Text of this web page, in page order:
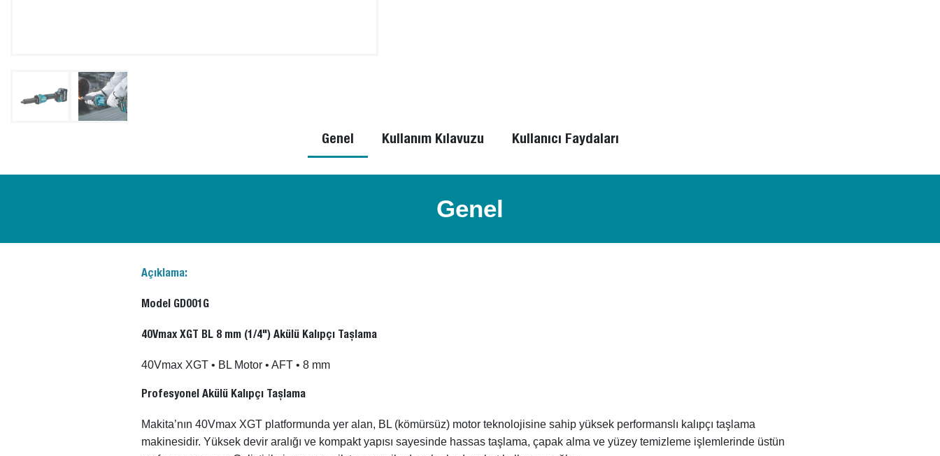
Genel Kullanım Kılavuzu Kullanıcı Faydaları
Genel
Açıklama:
Model GD001G
40Vmax XGT BL 8 mm (1/4") Akülü Kalıpçı Taşlama
40Vmax XGT • BL Motor • AFT • 8 mm
Profesyonel Akülü Kalıpçı Taşlama
Makita’nın 40Vmax XGT platformunda yer alan, BL (kömürsüz) motor teknolojisine sahip yüksek performanslı kalıpçı taşlama
makinesidir. Yüksek devir aralığı ve kompakt yapısı sayesinde hassas taşlama, çapak alma ve yüzey temizleme işlemlerinde üstün